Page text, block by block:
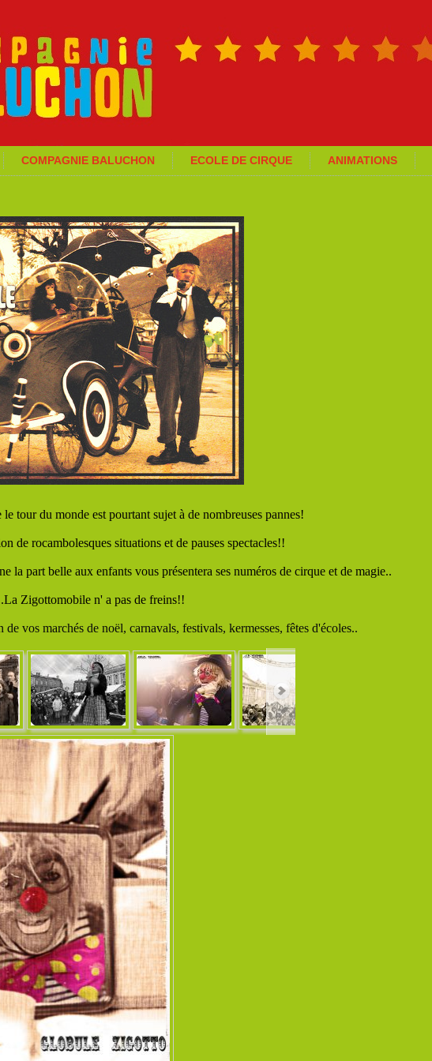
COMPAGNIE BALUCHON ECOLE DE CIRQUE ANIMATIONS
tour du monde est pourtant sujet à de nombreuses pannes!
de rocambolesques situations et de pauses spectacles!!
part belle aux enfants vous présentera ses numéros de cirque et de magie..
Zigottomobile n' a pas de freins!!
vos marchés de noël, carnavals, festivals, kermesses, fêtes d'écoles..